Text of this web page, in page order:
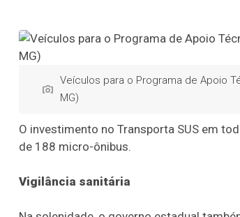
Veículos para o Programa de Apoio
MG)
O investimento no Transporta SUS em
de 188 micro-ônibus.
Vigilância sanitária